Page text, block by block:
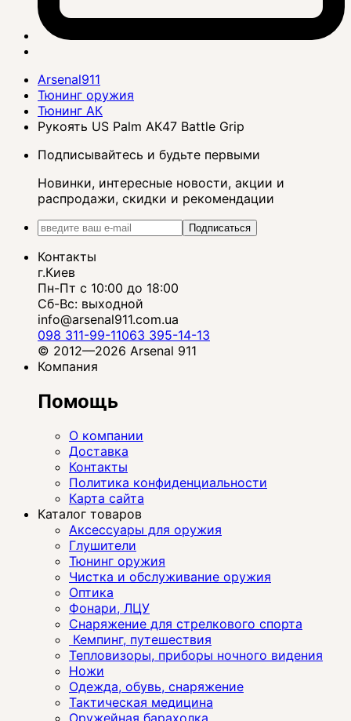
Arsenal911
Тюнинг оружия
Тюнинг АК
Рукоять US Palm АК47 Battle Grip
Подписывайтесь и будьте первыми
Новинки, интересные новости, акции и
распродажи, скидки и рекомендации
Подписаться
Контакты
г.Киев
Пн-Пт с 10:00 до 18:00
Сб-Вс: выходной
info@arsenal911.com.ua
098 311-99-11063 395-14-13
© 2012—2026 Arsenal 911
Компания
Помощь
О компании
Доставка
Контакты
Политика конфиденциальности
Карта сайта
Каталог товаров
Аксессуары для оружия
Глушители
Тюнинг оружия
Чистка и обслуживание оружия
Оптика
Фонари, ЛЦУ
Снаряжение для стрелкового спорта
Кемпинг, путешествия
Тепловизоры, приборы ночного видения
Ножи
Одежда, обувь, снаряжение
Тактическая медицина